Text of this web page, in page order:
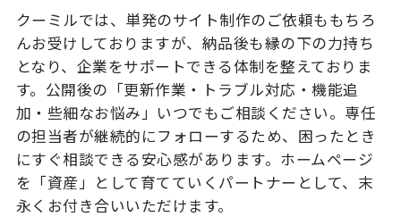
クーミルでは、単発のサイト制作のご依頼ももちろ
んお受けしておりますが、納品後も縁の下の力持ち
となり、企業をサポートできる体制を整えておりま
す。公開後の「更新作業・トラブル対応・機能追
加・些細なお悩み」いつでもご相談ください。専任
の担当者が継続的にフォローするため、困ったとき
にすぐ相談できる安心感があります。ホームページ
を「資産」として育てていくパートナーとして、末
永くお付き合いいただけます。